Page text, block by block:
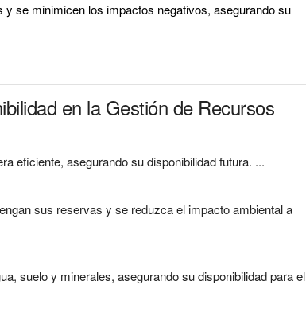
se minimicen los impactos negativos, asegurando su
en la Gestión de Recursos
eficiente, asegurando su disponibilidad futura. ...
sus reservas y se reduzca el impacto ambiental a
suelo y minerales, asegurando su disponibilidad para el